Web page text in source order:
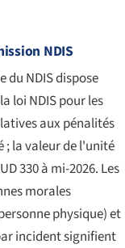
NDIS
du NDIS dispose
loi NDIS pour les
aux pénalités
; la valeur de l'unité
330 à mi-2026. Les
morales
physique) et
incident signifient